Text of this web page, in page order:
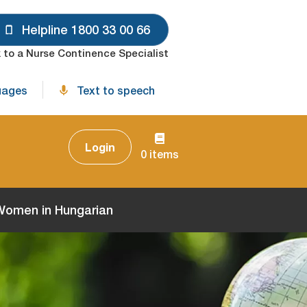
Helpline 1800 33 00 66
to a Nurse Continence Specialist
Text to speech
0 items
Login
in Hungarian